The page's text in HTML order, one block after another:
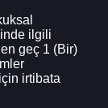
ilgili
geç 1 (Bir)
irtibata